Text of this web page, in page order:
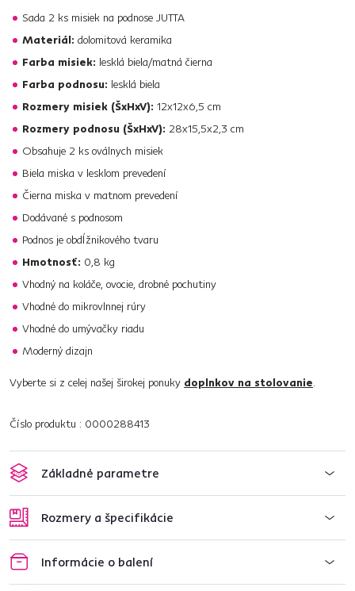
Sada 2 ks misiek na podnose JUTTA
Materiál: dolomitová keramika
Farba misiek: lesklá biela/matná čierna
Farba podnosu: lesklá biela
Rozmery misiek (ŠxHxV): 12x12x6,5 cm
Rozmery podnosu (ŠxHxV): 28x15,5x2,3 cm
Obsahuje 2 ks oválnych misiek
Biela miska v lesklom prevedení
Čierna miska v matnom prevedení
Dodávané s podnosom
Podnos je obdĺžnikového tvaru
Hmotnosť: 0,8 kg
Vhodný na koláče, ovocie, drobné pochutiny
Vhodné do mikrovlnnej rúry
Vhodné do umývačky riadu
Moderný dizajn
Vyberte si z celej našej širokej ponuky doplnkov na stolovanie.
Číslo produktu : 0000288413
Základné parametre
Rozmery a špecifikácie
Informácie o balení